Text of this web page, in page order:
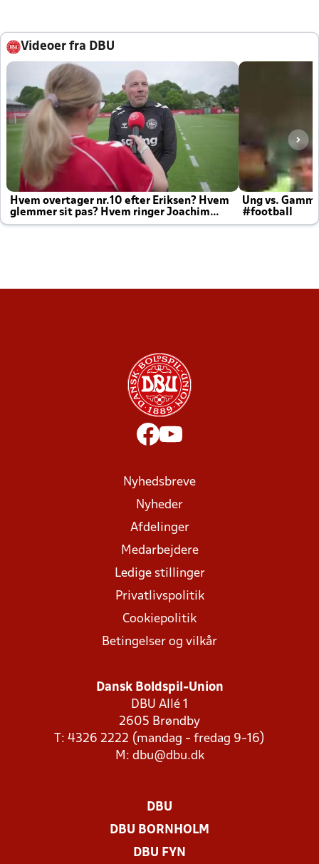
Videoer fra DBU
Hvem overtager nr.10 efter Eriksen? Hvem
glemmer sit pas? Hvem ringer Joachim
altid til efter kampe?
Ung vs.
#football
Nyhedsbreve
Nyheder
Afdelinger
Medarbejdere
Ledige stillinger
Privatlivspolitik
Cookiepolitik
Betingelser og vilkår
Dansk Boldspil-Union
DBU Allé 1
2605 Brøndby
T: 4326 2222 (mandag - fredag 9-16)
M: dbu@dbu.dk
DBU
DBU BORNHOLM
DBU FYN